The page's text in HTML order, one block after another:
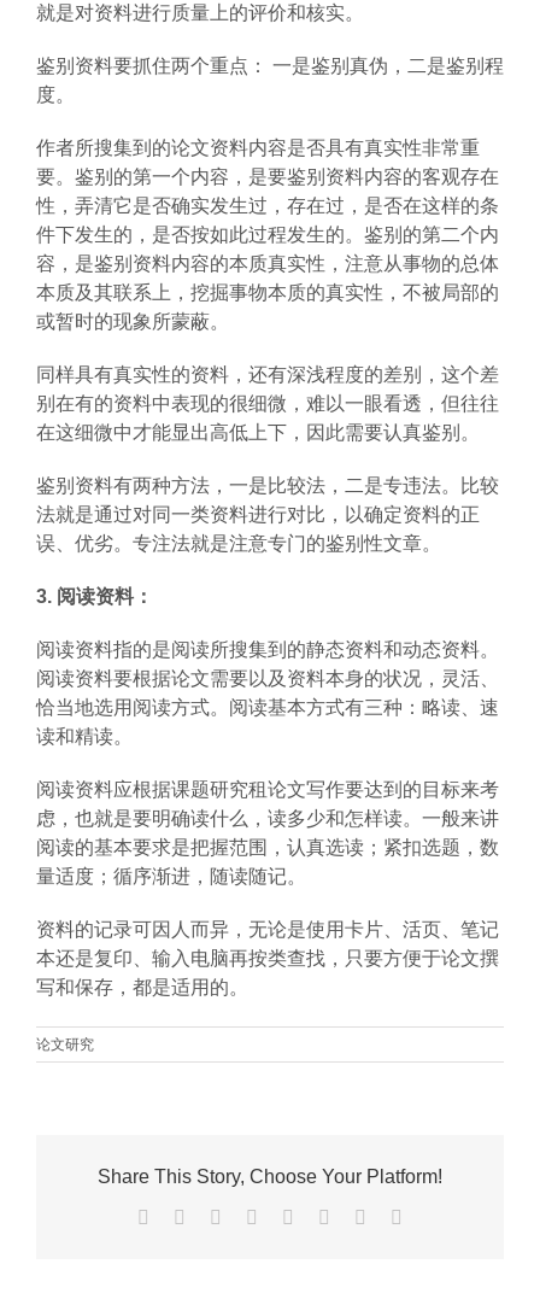
就是对资料进行质量上的评价和核实。
鉴别资料要抓住两个重点： 一是鉴别真伪，二是鉴别程
度。
作者所搜集到的论文资料内容是否具有真实性非常重
要。鉴别的第一个内容，是要鉴别资料内容的客观存在
性，弄清它是否确实发生过，存在过，是否在这样的条
件下发生的，是否按如此过程发生的。鉴别的第二个内
容，是鉴别资料内容的本质真实性，注意从事物的总体
本质及其联系上，挖掘事物本质的真实性，不被局部的
或暂时的现象所蒙蔽。
同样具有真实性的资料，还有深浅程度的差别，这个差
别在有的资料中表现的很细微，难以一眼看透，但往往
在这细微中才能显出高低上下，因此需要认真鉴别。
鉴别资料有两种方法，一是比较法，二是专违法。比较
法就是通过对同一类资料进行对比，以确定资料的正
误、优劣。专注法就是注意专门的鉴别性文章。
3. 阅读资料：
阅读资料指的是阅读所搜集到的静态资料和动态资料。
阅读资料要根据论文需要以及资料本身的状况，灵活、
恰当地选用阅读方式。阅读基本方式有三种：略读、速
读和精读。
阅读资料应根据课题研究租论文写作要达到的目标来考
虑，也就是要明确读什么，读多少和怎样读。一般来讲
阅读的基本要求是把握范围，认真选读；紧扣选题，数
量适度；循序渐进，随读随记。
资料的记录可因人而异，无论是使用卡片、活页、笔记
本还是复印、输入电脑再按类查找，只要方便于论文撰
写和保存，都是适用的。
论文研究
Share This Story, Choose Your Platform!
Facebook Reddit LinkedIn
TumblrPinterest